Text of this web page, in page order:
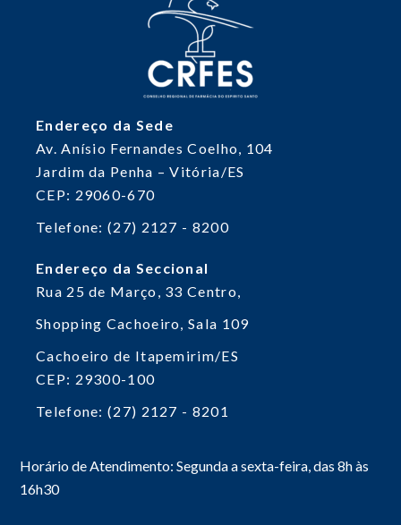
Endereço da Sede
Av. Anísio Fernandes Coelho, 104
Jardim da Penha – Vitória/ES
CEP: 29060-670
Telefone: (27) 2127 - 8200
Endereço da Seccional
Rua 25 de Março, 33Centro,
Shopping Cachoeiro, Sala 109
Cachoeiro de Itapemirim/ES
CEP: 29300-100
Telefone: (27) 2127 - 8201
Horário de Atendimento: Segunda a sexta-feira, das 8h às
16h30